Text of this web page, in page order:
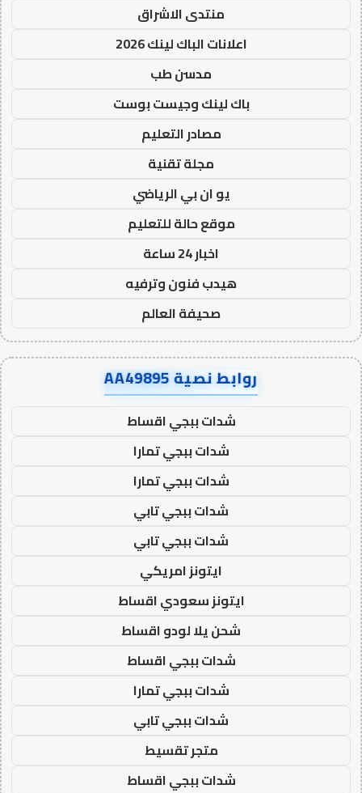
منتدى الاشراق
اعلانات الباك لينك 2026
مدسن طب
باك لينك وجيست بوست
مصادر التعليم
مجلة تقنية
يو ان بي الرياضي
موقع حالة للتعليم
اخبار 24 ساعة
هيدب فنون وترفيه
صحيفة العالم
روابط نصية AA49895
شدات ببجي اقساط
شدات ببجي تمارا
شدات ببجي تمارا
شدات ببجي تابي
شدات ببجي تابي
ايتونز امريكي
ايتونز سعودي اقساط
شحن يلا لودو اقساط
شدات ببجي اقساط
شدات ببجي تمارا
شدات ببجي تابي
متجر تقسيط
شدات ببجي اقساط